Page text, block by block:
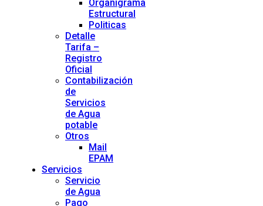
Organigrama
Estructural
Politicas
Detalle
Tarifa –
Registro
Oficial
Contabilización
de
Servicios
de Agua
potable
Otros
Mail
EPAM
Servicios
Servicio
de Agua
Pago